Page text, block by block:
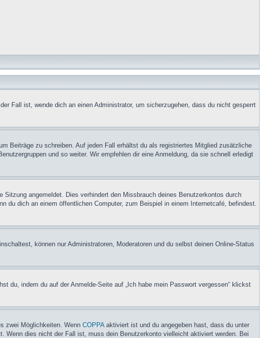
Fall ist, wende dich an einen Administrator, um sicherzugehen, dass du nicht gesperrt
Beiträge zu schreiben. Auf jeden Fall erhältst du als registriertes Mitglied zusätzliche
und so weiter. Wir empfehlen dir eine Anmeldung, da sie schnell erledigt
angemeldet. Dies verhindert den Missbrauch deines Benutzerkontos durch
du dich an einem öffentlichen Computer, zum Beispiel in einem Internetcafé, befindest.
können nur Administratoren, Moderatoren und du selbst deinen Online-Status
du, indem du auf der Anmelde-Seite auf „Ich habe mein Passwort vergessen“ klickst
zwei Möglichkeiten. Wenn COPPAaktiviert ist und du angegeben hast, dass du unter
Wenn dies nicht der Fall ist, muss dein Benutzerkonto vielleicht aktiviert werden. Bei